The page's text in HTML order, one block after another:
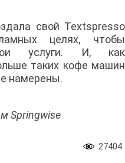
свой Textspresso
целях, чтобы
услуги. И, как
таких кофе машин
намерены.
Springwise
27404